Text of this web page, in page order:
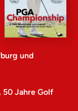
und
50 Jahre Golf